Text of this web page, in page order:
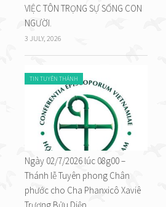
VIỆC TÔN TRỌNG SỰ SỐNG CON
NGƯỜI.
3 JULY, 2026
TIN TUYÊN THÁNH
Ngày 02/7/2026 lúc 08g00 –
Thánh lễ Tuyên phong Chân
phước cho Cha Phanxicô Xaviê